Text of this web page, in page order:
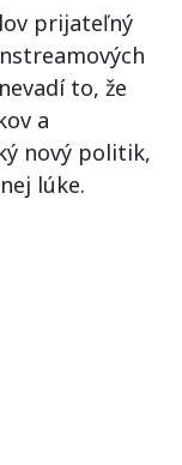
prijateľný
to, že
a
nový politik,
lúke.